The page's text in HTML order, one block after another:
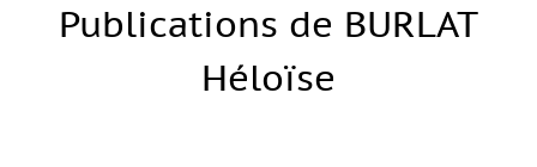
Publications de BURLAT
Héloïse